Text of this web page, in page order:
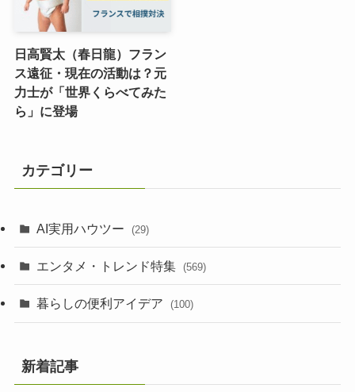
日高賢太（春日龍）フラン
ス遠征・現在の活動は？元
力士が「世界くらべてみた
ら」に登場
カテゴリー
AI実用ハウツー (29)
エンタメ・トレンド特集 (569)
暮らしの便利アイデア (100)
新着記事